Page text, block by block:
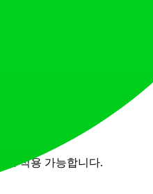
전환하여, 수업 계획, 지도
니다.
로 적용 가능합니다.